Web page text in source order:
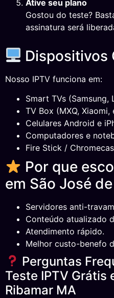
Ative seu plano
Gostou do teste?
assinatura será
Dispositivos
Nosso IPTV funciona em:
Smart TVs (Samsung,
TV Box (MXQ, Xiaomi,
Celulares Android e
Computadores e
Fire Stick /
Por que
em São José
Servidores anti-
Conteúdo atualizado
Atendimento rápido.
Melhor custo-benefo
Perguntas
Teste IPTV Grátis
Ribamar MA